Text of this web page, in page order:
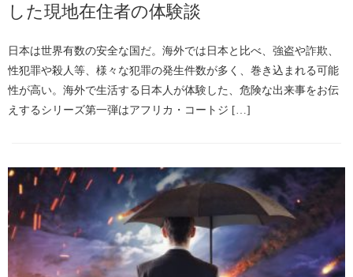
した現地在住者の体験談
日本は世界有数の安全な国だ。海外では日本と比べ、強盗や詐欺、
性犯罪や殺人等、様々な犯罪の発生件数が多く、巻き込まれる可能
性が高い。海外で生活する日本人が体験した、危険な出来事をお伝
えするシリーズ第一弾はアフリカ・コートジ […]